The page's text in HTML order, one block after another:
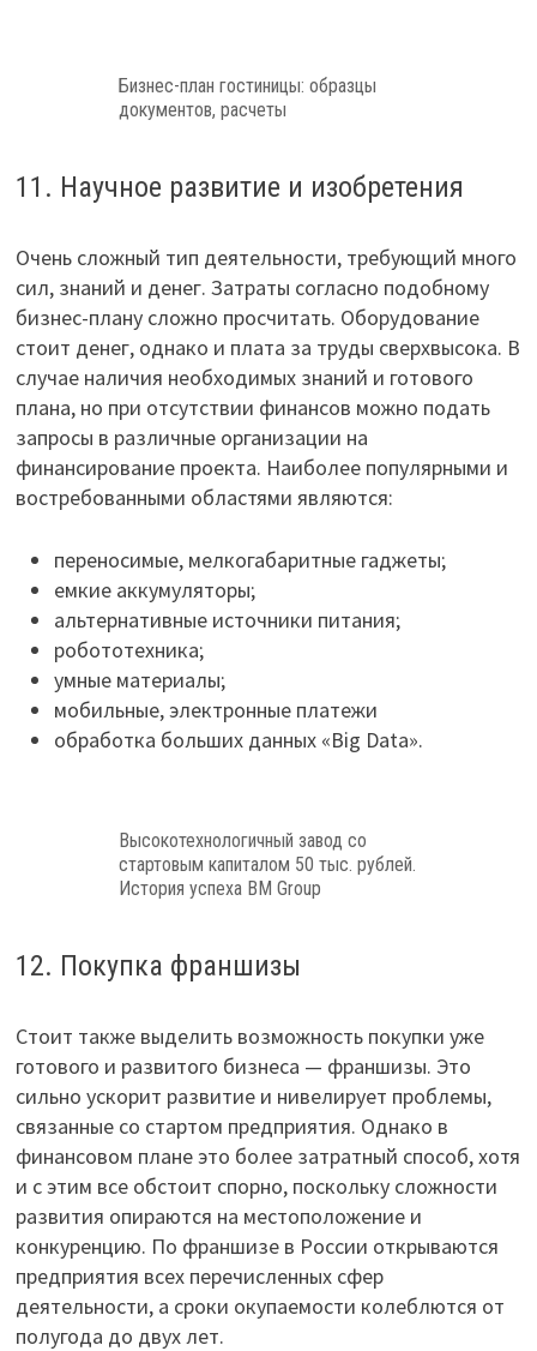
Бизнес-план гостиницы: образцы
документов, расчеты
11. Научное развитие и изобретения
Очень сложный тип деятельности, требующий много
сил, знаний и денег. Затраты согласно подобному
бизнес-плану сложно просчитать. Оборудование
стоит денег, однако и плата за труды сверхвысока. В
случае наличия необходимых знаний и готового
плана, но при отсутствии финансов можно подать
запросы в различные организации на
финансирование проекта. Наиболее популярными и
востребованными областями являются:
переносимые, мелкогабаритные гаджеты;
емкие аккумуляторы;
альтернативные источники питания;
робототехника;
умные материалы;
мобильные, электронные платежи
обработка больших данных «Big Data».
Высокотехнологичный завод со
стартовым капиталом 50 тыс. рублей.
История успеха BM Group
12. Покупка франшизы
Стоит также выделить возможность покупки уже
готового и развитого бизнеса — франшизы. Это
сильно ускорит развитие и нивелирует проблемы,
связанные со стартом предприятия. Однако в
финансовом плане это более затратный способ, хотя
и с этим все обстоит спорно, поскольку сложности
развития опираются на местоположение и
конкуренцию. По франшизе в России открываются
предприятия всех перечисленных сфер
деятельности, а сроки окупаемости колеблются от
полугода до двух лет.